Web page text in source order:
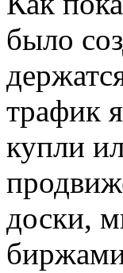
было
трафик
купли
доски,